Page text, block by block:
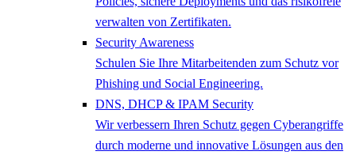
verwalten von Zertifikaten.
Security Awareness
Schulen Sie Ihre Mitarbeitenden zum Schutz vor
Phishing und Social Engineering.
DNS, DHCP & IPAM Security
Wir verbessern Ihren Schutz gegen Cyberangriffe
durch moderne und innovative Lösungen aus den